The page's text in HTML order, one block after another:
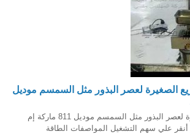
الصغيرة لعصر البذور مثل السمسم موديل
ماكينة للمشاريع الصغيرة لعصر البذور مثل السمسم موديل 811 ماركة إم
أنقر علي سهم التشغيل المواصفات الطاقة